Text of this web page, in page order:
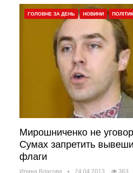
ГОЛОВНЕ ЗА ДЕНЬ НОВИНИ
Мирошниченко не
Сумах запретить
флаги